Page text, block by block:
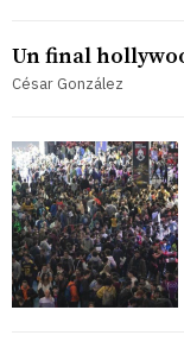
Un final
César González